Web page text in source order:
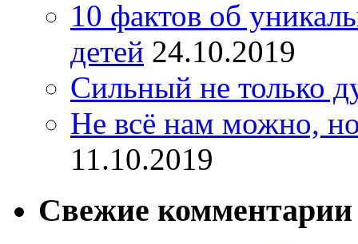
10 фактов об
детей 24.10.2019
Сильный не только
Не всё нам можно,
11.10.2019
Свежие комментарии